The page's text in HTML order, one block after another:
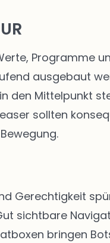
Programme
ausgebaut
den Mittelpunkt
sollten
Gerechtigkeit
sichtbare
bringen